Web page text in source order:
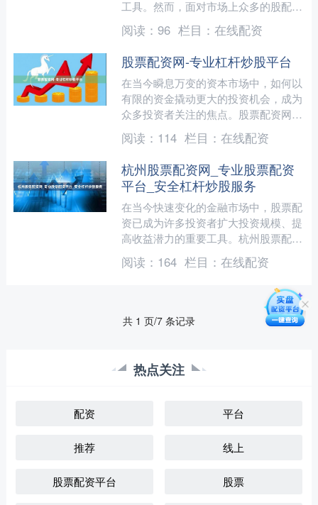
工具。然而，面对市场上众多的股配资
网站平台在线配资炒股，如何选择一家
专业、安全、正规的股票配....
阅读： 96 栏目： 在线配资
股票配资网-专业杠杆炒股平台
在当今瞬息万变的资本市场中，如何以
有限的资金撬动更大的投资机会，成为
众多投资者关注的焦点。股票配资网-
专业杠杆炒股平台，正是为解决这一需
求而生的金融工具。它通过....
阅读： 114 栏目： 在线配资
杭州股票配资网_专业股票配资
平台_安全杠杆炒股服务
在当今快速变化的金融市场中，股票配
资已成为许多投资者扩大投资规模、提
高收益潜力的重要工具。杭州股票配资
网作为专业的股票配资平台，致力于为
投资者提供安全可靠的杠杆....
阅读： 164 栏目： 在线配资
共 1 页/7 条记录
热点关注
配资 平台
推荐 线上
股票配资平台 股票